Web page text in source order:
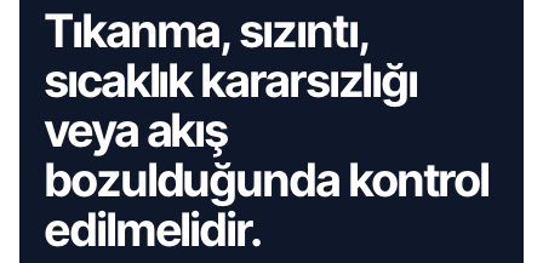
Tıkanma, sızıntı,
sıcaklık kararsızlığı
veya akış
bozulduğunda kontrol
edilmelidir.